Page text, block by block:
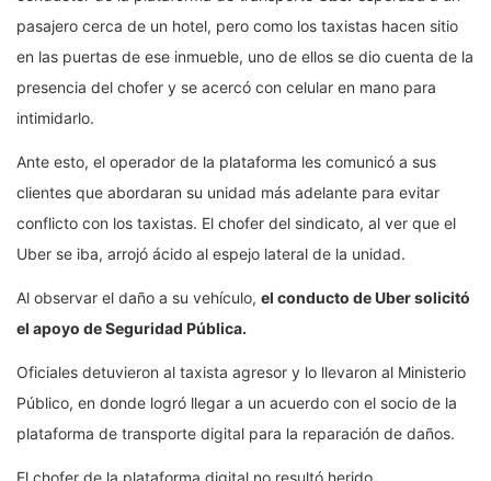
pasajero cerca de un hotel, pero como los taxistas hacen sitio
en las puertas de ese inmueble, uno de ellos se dio cuenta de la
presencia del chofer y se acercó con celular en mano para
intimidarlo.
Ante esto, el operador de la plataforma les comunicó a sus
clientes que abordaran su unidad más adelante para evitar
conflicto con los taxistas. El chofer del sindicato, al ver que el
Uber se iba, arrojó ácido al espejo lateral de la unidad.
Al observar el daño a su vehículo, el conducto de Uber solicitó
el apoyo de Seguridad Pública.
Oficiales detuvieron al taxista agresor y lo llevaron al Ministerio
Público, en donde logró llegar a un acuerdo con el socio de la
plataforma de transporte digital para la reparación de daños.